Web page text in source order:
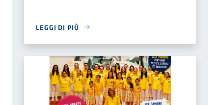
LEGGI DI PIÙ